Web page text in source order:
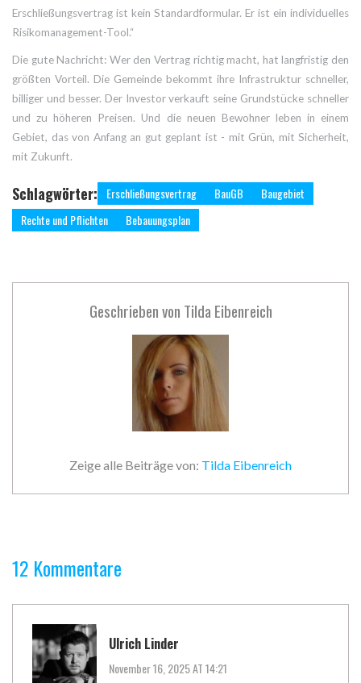
Erschließungsvertrag ist kein Standardformular. Er ist ein individuelles
Risikomanagement-Tool.“
Die gute Nachricht: Wer den Vertrag richtig macht, hat langfristig den
größten Vorteil. Die Gemeinde bekommt ihre Infrastruktur schneller,
billiger und besser. Der Investor verkauft seine Grundstücke schneller
und zu höheren Preisen. Und die neuen Bewohner leben in einem
Gebiet, das von Anfang an gut geplant ist - mit Grün, mit Sicherheit,
mit Zukunft.
Schlagwörter: Erschließungsvertrag BauGB
Baugebiet
Rechte und Pflichten
Bebauungsplan
Geschrieben von Tilda Eibenreich
Zeige alle Beiträge von: Tilda Eibenreich
12 Kommentare
Ulrich Linder
November 16, 2025 AT 14:21